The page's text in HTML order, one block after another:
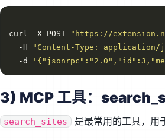
curl -X POST "https://
  -H
"Content-Type: application/
  -d
3) MCP 工具：
search_sites 是最常用的工具，用